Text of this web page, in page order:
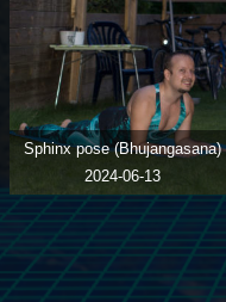
Sphinx pose (Bhujangasana)
2024-06-13